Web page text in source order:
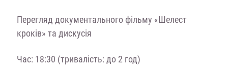
Перегляд документального фільму «Шелест
кроків» та дискусія
Час: 18:30 (тривалість: до 2 год)